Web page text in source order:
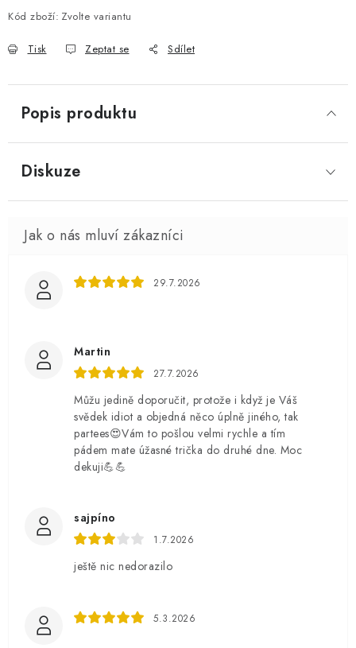
Kód zboží: Zvolte variantu
Tisk Zeptat se Sdílet
Popis produktu
Diskuze
29.7.2026
Martin
27.7.2026
Můžu jedině doporučit, protože i když je Váš
svědek idiot a objedná něco úplně jiného, tak
partees😍Vám to pošlou velmi rychle a tím
pádem mate úžasné trička do druhé dne. Moc
dekuji💪💪
sajpíno
1.7.2026
ještě nic nedorazilo
5.3.2026